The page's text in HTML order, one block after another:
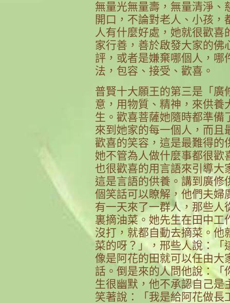
無量光無量壽，無量清淨、
開口，不論對老人、小孩
人有什麼好處，她就很歡
家行善，善於啟發大家的佛
評，或者是嫌棄哪個人，哪
法，包容、接受、歡喜。
普賢十大願王的第三是「廣
意，用物質、精神，來供養
生。歡喜菩薩她隨時都準備
來到她家的每一個人，而且
歡喜的笑容，這是最難得的
她不管為人做什麼事都很歡
也很歡喜的用言語來引導大
這是言語的供養。講到廣修
個笑話可以瞭解，他們夫婦
有一天來了一群人，那些人
裏摘油菜。她先生在田中工
沒打，就都自動去摘菜。他
菜的呀？」，邢些人說：「
像是阿花的田就可以任由大
話。倒是來的人問他說：「
生很幽默，他不承認自己是
笑著說：「我是給阿花做長